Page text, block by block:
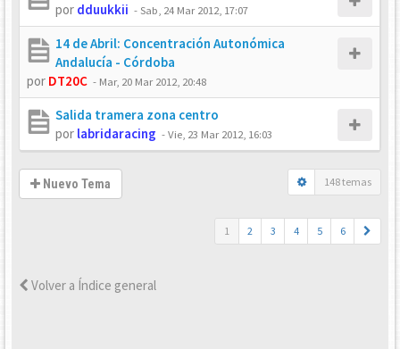
por dduukkii -Sab, 24 Mar 2012, 17:07
14 de Abril: Concentración Autonómica
Andalucía - Córdoba
por DT20C - Mar, 20 Mar 2012, 20:48
Salida tramera zona centro
por labridaracing -Vie, 23 Mar 2012, 16:03
Nuevo Tema 148 temas
1 2 3 4 5 6
Volver a Índice general